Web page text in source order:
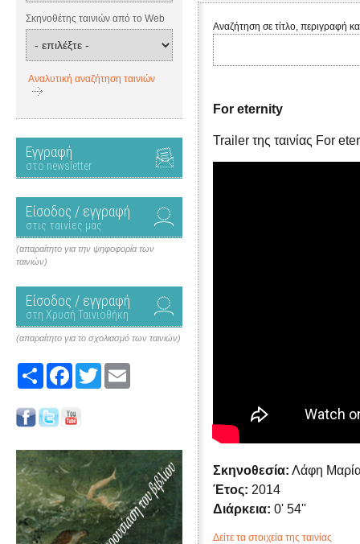
Σκηνοθέτης ταινιών από το Web
Αναλυτική αναζήτηση ταινιών
Εγγραφή
στο newsletter
Είσοδος / εγγραφή
στις ταινίες μας
(απαραίτητο για την ψηφοφορία των
ταινιών)
Είσοδος / εγγραφή
στη Χρυσή Ταινιοθήκη
(απαραίτητο για το σχολιασμό των ταινιών)
Share FacebookTwitter
Αναζήτηση σε τίτλο, περιγραφή
For eternity
Trailer της ταινίας For
Σκηνοθεσία: Λάφη
Έτος: 2014
Διάρκεια: 0' 54''
Δείτε τα στοιχεία της ταινίας